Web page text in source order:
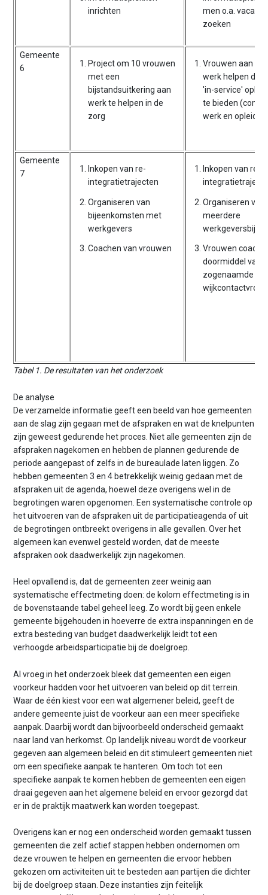
inrichten
men o.a.
zoeken
Gemeente
6
Project om 10 vrouwen
met een
bijstandsuitkering aan
werk te helpen in de
zorg
Vrouwen aan
werk helpen
'in-service'
te bieden
werk en
Gemeente
7
Inkopen van re-
integratietrajecten
Organiseren van
bijeenkomsten met
werkgevers
Coachen van vrouwen
Inkopen van re-
Organiseren van
meerdere
Vrouwen
doormiddel van
zogenaamde
Tabel 1. De resultaten van het onderzoek
De analyse
De verzamelde informatie geeft een beeld van hoe gemeenten
aan de slag zijn gegaan met de afspraken en wat de knelpunten
zijn geweest gedurende het proces. Niet alle gemeenten zijn de
afspraken nagekomen en hebben de plannen gedurende de
periode aangepast of zelfs in de bureaulade laten liggen. Zo
hebben gemeenten 3 en 4 betrekkelijk weinig gedaan met de
afspraken uit de agenda, hoewel deze overigens wel in de
begrotingen waren opgenomen. Een systematische controle op
het uitvoeren van de afspraken uit de participatieagenda of uit
de begrotingen ontbreekt overigens in alle gevallen. Over het
algemeen kan evenwel gesteld worden, dat de meeste
afspraken ook daadwerkelijk zijn nagekomen.
Heel opvallend is, dat de gemeenten zeer weinig aan
systematische effectmeting doen: de kolom effectmeting is in
de bovenstaande tabel geheel leeg. Zo wordt bij geen enkele
gemeente bijgehouden in hoeverre de extra inspanningen en de
extra besteding van budget daadwerkelijk leidt tot een
verhoogde arbeidsparticipatie bij de doelgroep.
Al vroeg in het onderzoek bleek dat gemeenten een eigen
voorkeur hadden voor het uitvoeren van beleid op dit terrein.
Waar de één kiest voor een wat algemener beleid, geeft de
andere gemeente juist de voorkeur aan een meer specifieke
aanpak. Daarbij wordt dan bijvoorbeeld onderscheid gemaakt
naar land van herkomst. Op landelijk niveau wordt de voorkeur
gegeven aan algemeen beleid en dit stimuleert gemeenten niet
om een specifieke aanpak te hanteren. Om toch tot een
specifieke aanpak te komen hebben de gemeenten een eigen
draai gegeven aan het algemene beleid en ervoor gezorgd dat
er in de praktijk maatwerk kan worden toegepast.
Overigens kan er nog een onderscheid worden gemaakt tussen
gemeenten die zelf actief stappen hebben ondernomen om
deze vrouwen te helpen en gemeenten die ervoor hebben
gekozen om activiteiten uit te besteden aan partijen die dichter
bij de doelgroep staan. Deze instanties zijn feitelijk